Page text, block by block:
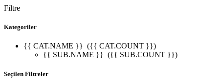
Filtre
Kategoriler
{{ CAT.NAME }} ({{ CAT.COUNT }})
{{ SUB.NAME }} ({{ SUB.COUNT }})
Seçilen Filtreler